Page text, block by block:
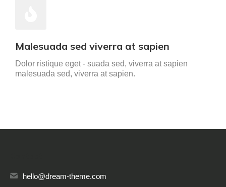
Malesuada sed viverra at sapien
Dolor ristique eget - suada sed, viverra at sapien
malesuada sed, viverra at sapien.
hello@dream-theme.com